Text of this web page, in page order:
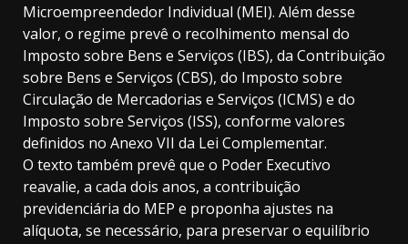
Microempreendedor Individual (MEI). Além desse
valor, o regime prevê o recolhimento mensal do
Imposto sobre Bens e Serviços (IBS), da Contribuição
sobre Bens e Serviços (CBS), do Imposto sobre
Circulação de Mercadorias e Serviços (ICMS) e do
Imposto sobre Serviços (ISS), conforme valores
definidos no Anexo VII da Lei Complementar.
O texto também prevê que o Poder Executivo
reavalie, a cada dois anos, a contribuição
previdenciária do MEP e proponha ajustes na
alíquota, se necessário, para preservar o equilíbrio